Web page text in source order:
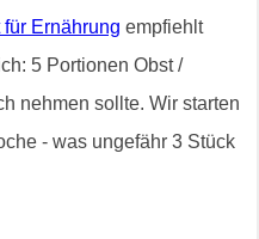
Ernährung empfiehlt
5 Portionen Obst /
nehmen sollte. Wir starten
- was ungefähr 3 Stück